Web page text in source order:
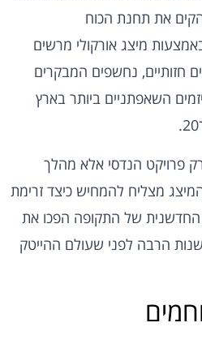
את תחנת הכוח
מיצג אורקולי מרשים
חזותיים, נחשפים המבקרים
השאפתניים ביותר בארץ
פרויקט הנדסי אלא מהלך
מצליח להמחיש כיצד זרימת
החדשנית של התקופה הפכו את
הרבה לפני שעולם ההייטק